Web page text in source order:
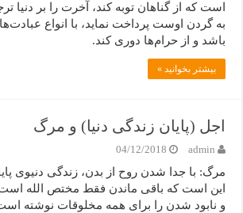
است که از گناهان توبه کند، آخرت را بر دنیا
به گردن اوست پرداخت نماید، با انواع
باشد و از حرام‌ها دوری کند.
بیشتر بخوانید »
اجل (پایان زندگی دنیا) و مرگ
admin
04/12/2018
مرگ: با جدا شدن روح از بدن، زندگی دنیوی
این است که باقی ماندن فقط مختص الله
و نابود شدن را برای همه مخلوقات نوشته